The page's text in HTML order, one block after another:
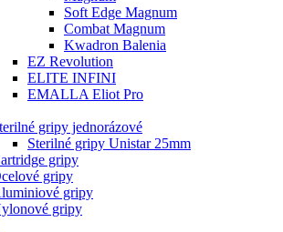
Soft Edge Magnum
Combat Magnum
Kwadron Balenia
EZ Revolution
ELITE INFINI
EMALLA Eliot Pro
gripy jednorázové
Sterilné gripy Unistar 25mm
gripy
gripy
gripy
gripy